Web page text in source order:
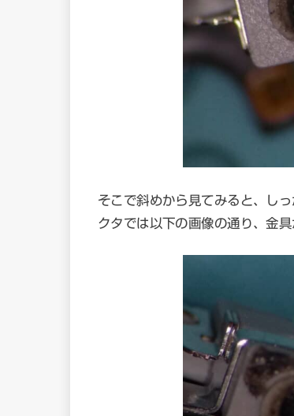
そこで斜めから見てみると、し
クタでは以下の画像の通り、金